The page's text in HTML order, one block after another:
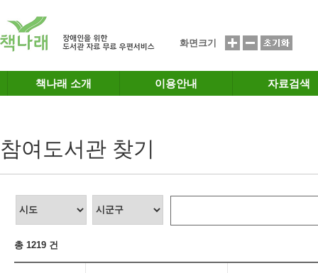
화면크기
책나래 소개 이용안내 자료검색
참여도서관 찾기
총 1219 건